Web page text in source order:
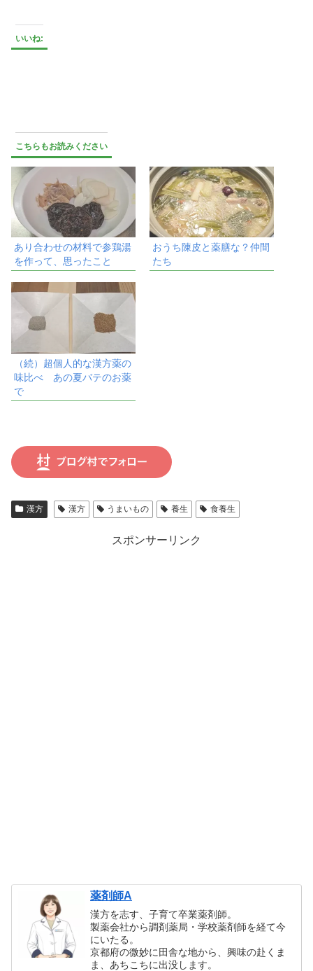
いいね:
こちらもお読みください
あり合わせの材料で参鶏湯
を作って、思ったこと
おうち陳皮と薬膳な？仲間
たち
（続）超個人的な漢方薬の
味比べ あの夏バテのお薬
で
漢方 漢方 うまいもの 養生 食養生
スポンサーリンク
薬剤師A
漢方を志す、子育て卒業薬剤師。
製薬会社から調剤薬局・学校薬剤師を経て今
にいたる。
京都府の微妙に田舎な地から、興味の赴くま
ま、あちこちに出没します。